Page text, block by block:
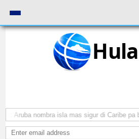
Aruba nombra isla mas sigur di Caribe pa